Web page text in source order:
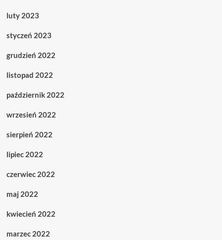
luty 2023
styczeń 2023
grudzień 2022
listopad 2022
październik 2022
wrzesień 2022
sierpień 2022
lipiec 2022
czerwiec 2022
maj 2022
kwiecień 2022
marzec 2022